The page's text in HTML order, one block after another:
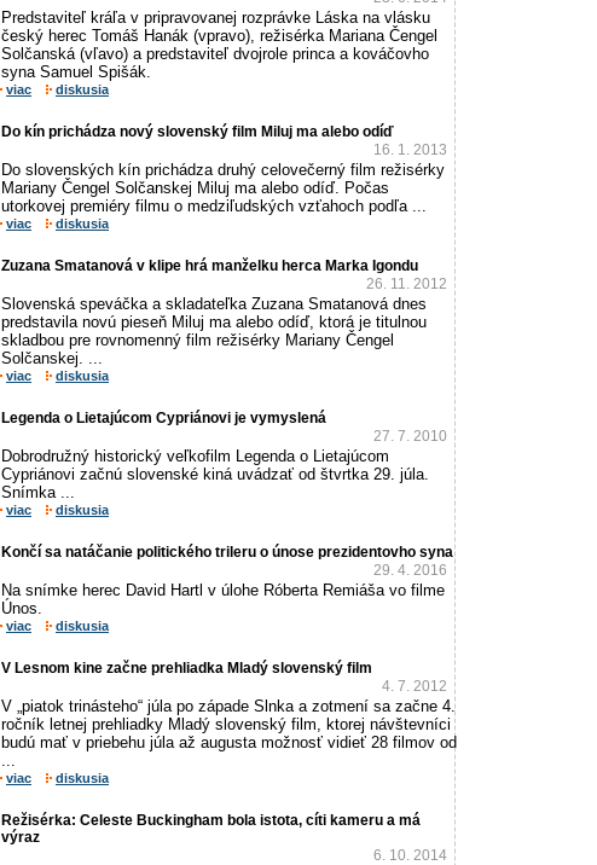
Predstaviteľ kráľa v pripravovanej rozprávke Láska na vlásku
český herec Tomáš Hanák (vpravo), režisérka Mariana Čengel
Solčanská (vľavo) a predstaviteľ dvojrole princa a kováčovho
syna Samuel Spišák.
viac diskusia
Do kín prichádza nový slovenský film Miluj ma alebo odíď
16. 1. 2013
Do slovenských kín prichádza druhý celovečerný film režisérky
Mariany Čengel Solčanskej Miluj ma alebo odíď. Počas
utorkovej premiéry filmu o medziľudských vzťahoch podľa ...
viac diskusia
Zuzana Smatanová v klipe hrá manželku herca Marka Igondu
26. 11. 2012
Slovenská speváčka a skladateľka Zuzana Smatanová dnes
predstavila novú pieseň Miluj ma alebo odíď, ktorá je titulnou
skladbou pre rovnomenný film režisérky Mariany Čengel
Solčanskej. ...
viac diskusia
Legenda o Lietajúcom Cypriánovi je vymyslená
27. 7. 2010
Dobrodružný historický veľkofilm Legenda o Lietajúcom
Cypriánovi začnú slovenské kiná uvádzať od štvrtka 29. júla.
Snímka ...
viac diskusia
Končí sa natáčanie politického trileru o únose prezidentovho syna
29. 4. 2016
Na snímke herec David Hartl v úlohe Róberta Remiáša vo filme
Únos.
viac diskusia
V Lesnom kine začne prehliadka Mladý slovenský film
4. 7. 2012
V „piatok trinásteho“ júla po západe Slnka a zotmení sa začne 4.
ročník letnej prehliadky Mladý slovenský film, ktorej návštevníci
budú mať v priebehu júla až augusta možnosť vidieť 28 filmov od
...
viac diskusia
Režisérka: Celeste Buckingham bola istota, cíti kameru a má
výraz
6. 10. 2014